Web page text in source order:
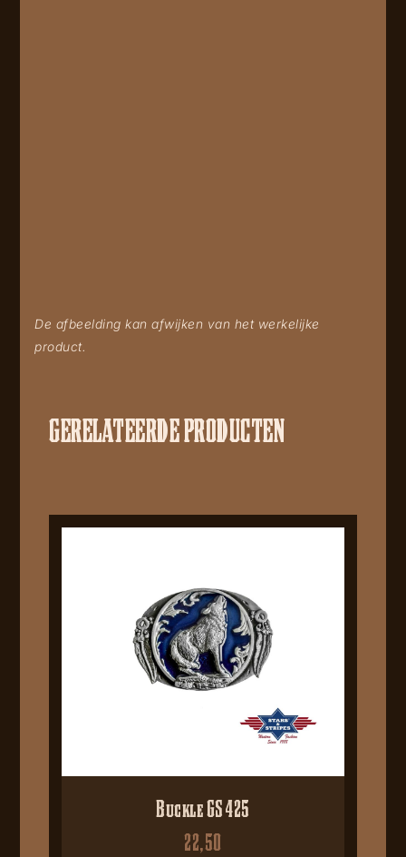
De afbeelding kan afwijken van het werkelijke
product.
GERELATEERDE PRODUCTEN
Buckle GS 425
22,50